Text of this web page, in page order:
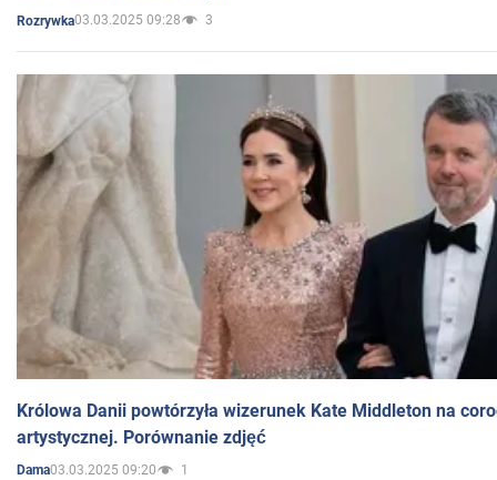
Rozrywka03.03.2025 09:28 3
Królowa Danii powtórzyła wizerunek Kate Middleton na
artystycznej. Porównanie zdjęć
Dama03.03.2025 09:20 1